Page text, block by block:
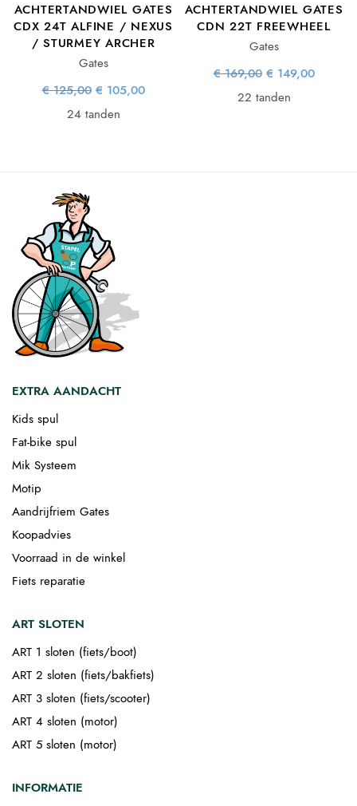
ACHTERTANDWIEL GATES
CDX 24T ALFINE / NEXUS
/ STURMEY ARCHER
Gates
€125,00 Oorspronkelijke
prijs was:
€ 125,00.
€ 105,00
24 tanden
ACHTERTANDWIEL GATES
CDN 22T FREEWHEEL
Gates
€169,00 Oorspronkelijke
prijs was:
€ 169,00.
€ 149,00
22 tanden
EXTRA AANDACHT
Kids spul
Fat-bike spul
Mik Systeem
Motip
Aandrijfriem Gates
Koopadvies
Voorraad in de winkel
Fiets reparatie
ART SLOTEN
ART 1 sloten (fiets/boot)
ART 2 sloten (fiets/bakfiets)
ART 3 sloten (fiets/scooter)
ART 4 sloten (motor)
ART 5 sloten (motor)
INFORMATIE